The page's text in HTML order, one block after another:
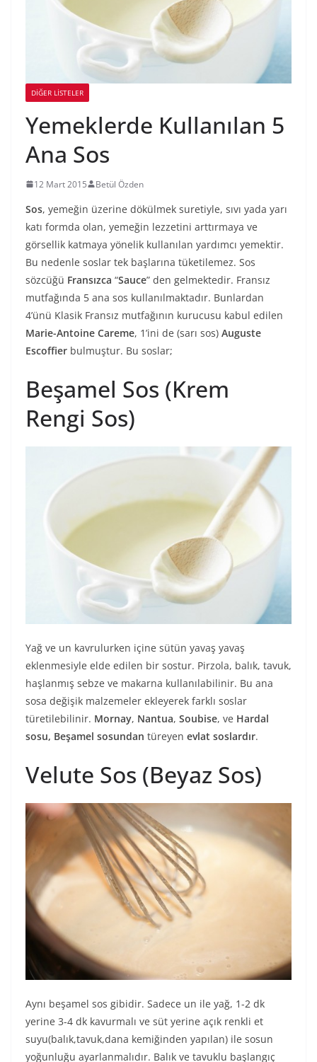
DIĞER LISTELER
Yemeklerde Kullanılan 5
Ana Sos
12 Mart 2015 Betül Özden
Sos, yemeğin üzerine dökülmek suretiyle, sıvı yada yarı
katı formda olan, yemeğin lezzetini arttırmaya ve
görsellik katmaya yönelik kullanılan yardımcı yemektir.
Bu nedenle soslar tek başlarına tüketilemez. Sos
sözcüğü Fransızca “Sauce” den gelmektedir. Fransız
mutfağında 5 ana sos kullanılmaktadır. Bunlardan
4’ünü Klasik Fransız mutfağının kurucusu kabul edilen
Marie-Antoine Careme, 1’ini de (sarı sos) Auguste
Escoffier bulmuştur. Bu soslar;
Beşamel Sos (Krem
Rengi Sos)
Yağ ve un kavrulurken içine sütün yavaş yavaş
eklenmesiyle elde edilen bir sostur. Pirzola, balık, tavuk,
haşlanmış sebze ve makarna kullanılabilinir. Bu ana
sosa değişik malzemeler ekleyerek farklı soslar
türetilebilinir. Mornay, Nantua, Soubise, ve Hardal
sosu, Beşamel sosundan türeyen evlat soslardır.
Velute Sos (Beyaz Sos)
Aynı beşamel sos gibidir. Sadece un ile yağ, 1-2 dk
yerine 3-4 dk kavurmalı ve süt yerine açık renkli et
suyu(balık,tavuk,dana kemiğinden yapılan) ile sosun
yoğunluğu ayarlanmalıdır. Balık ve tavuklu başlangıç